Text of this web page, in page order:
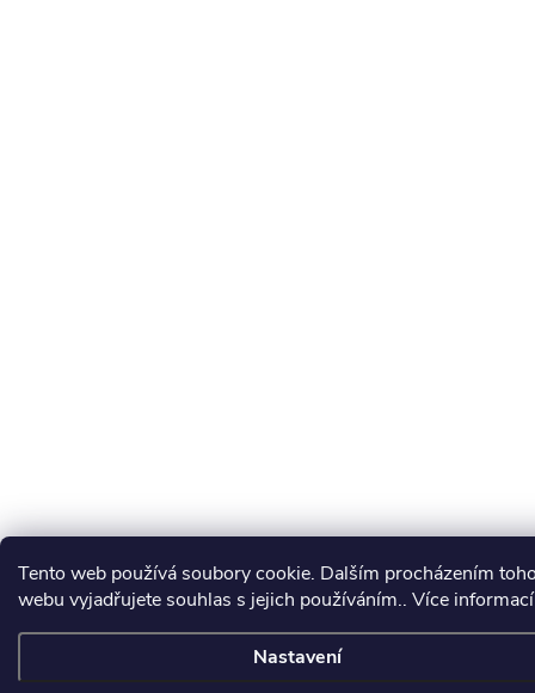
Tento web používá soubory cookie. Dalším procházením
webu vyjadřujete souhlas s jejich používáním.. Více
Nastavení